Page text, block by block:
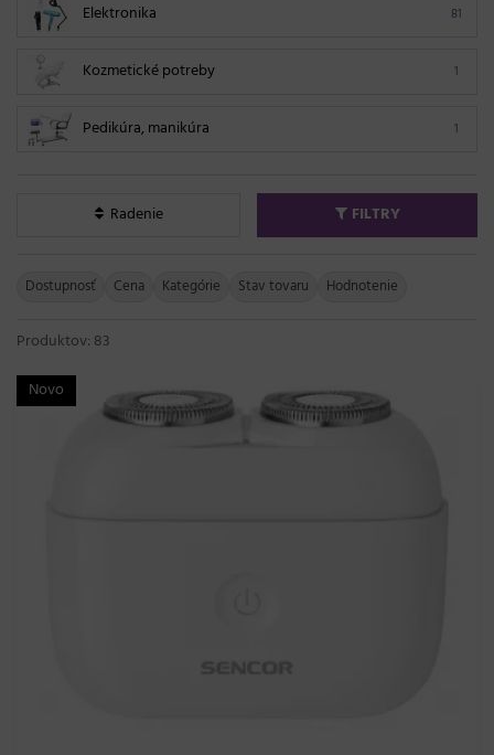
81
Elektronika
1
Kozmetické potreby
1
Pedikúra, manikúra
Radenie FILTRY
Dostupnosť Cena Kategórie Stav tovaru Hodnotenie
Produktov: 83
Novo